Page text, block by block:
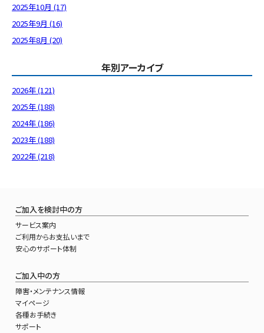
2025年10月 (17)
2025年9月 (16)
2025年8月 (20)
年別アーカイブ
2026年 (121)
2025年 (188)
2024年 (186)
2023年 (188)
2022年 (218)
ご加入を検討中の方
サービス案内
ご利用からお支払いまで
安心のサポート体制
ご加入中の方
障害・メンテナンス情報
マイページ
各種お手続き
サポート